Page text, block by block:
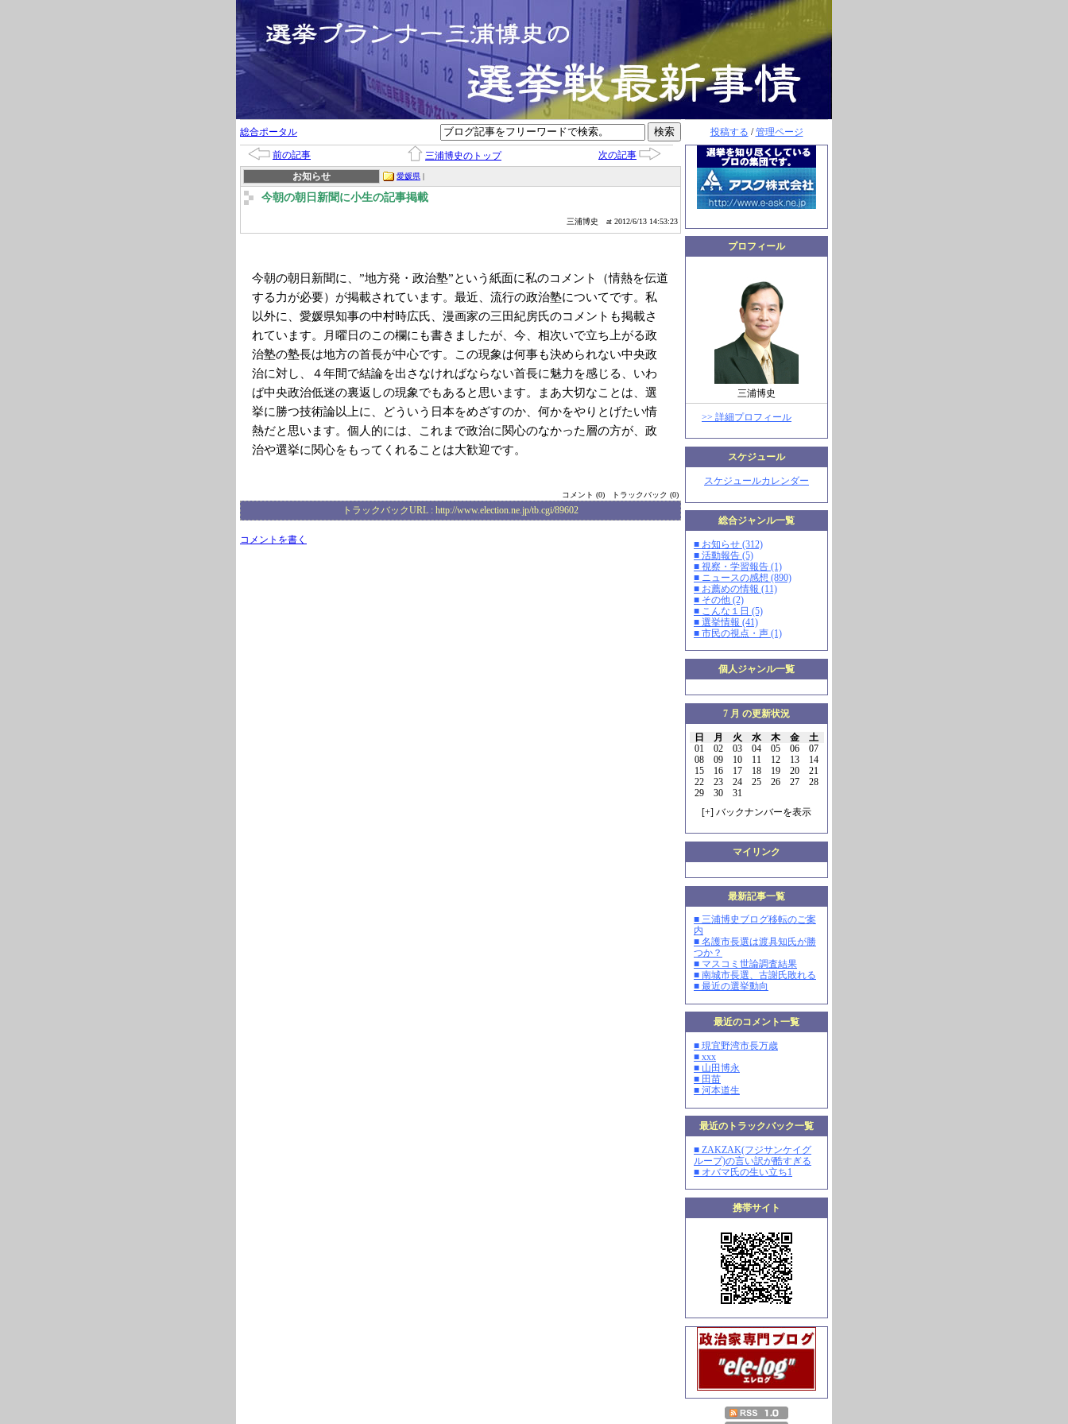
投稿する /管理ページ
プロフィール
三浦博史
>> 詳細プロフィール
スケジュール
スケジュールカレンダー
総合ジャンル一覧
■ お知らせ (312)
■ 活動報告 (5)
■ 視察・学習報告 (1)
■ ニュースの感想 (890)
■ お薦めの情報 (11)
■ その他 (2)
■ こんな１日 (5)
■ 選挙情報 (41)
■ 市民の視点・声 (1)
個人ジャンル一覧
7 月 の更新状況
日 月 火 水 木 金
土
01
02 03 04 05 06
07
08
09 10 11 12 13
14
15
16 17 18 19 20
21
22
23 24 25 26 27
28
29
30
31
[+] バックナンバーを表示
マイリンク
最新記事一覧
■ 三浦博史ブログ移転のご案
内
■ 名護市長選は渡具知氏が勝
つか？
■ マスコミ世論調査結果
■ 南城市長選、古謝氏敗れる
■ 最近の選挙動向
最近のコメント一覧
■ 現宜野湾市長万歳
■ xxx
■ 山田博永
■ 田苗
■ 河本道生
最近のトラックバック一覧
■ ZAKZAK(フジサンケイグ
ループ)の言い訳が酷すぎる
■ オバマ氏の生い立ち1
携帯サイト
総合ポータル
前の記事 三浦博史のトップ
次の記事
お知らせ
愛媛県 |
今朝の朝日新聞に小生の記事掲載
三浦博史 at 2012/6/13 14:53:23
今朝の朝日新聞に、”地方発・政治塾”という紙面に私のコメント（情熱を伝道
する力が必要）が掲載されています。最近、流行の政治塾についてです。私
以外に、愛媛県知事の中村時広氏、漫画家の三田紀房氏のコメントも掲載さ
れています。月曜日のこの欄にも書きましたが、今、相次いで立ち上がる政
治塾の塾長は地方の首長が中心です。この現象は何事も決められない中央政
治に対し、４年間で結論を出さなければならない首長に魅力を感じる、いわ
ば中央政治低迷の裏返しの現象でもあると思います。まあ大切なことは、選
挙に勝つ技術論以上に、どういう日本をめざすのか、何かをやりとげたい情
熱だと思います。個人的には、これまで政治に関心のなかった層の方が、政
治や選挙に関心をもってくれることは大歓迎です。
コメント (0) トラックバック (0)
トラックバックURL : http://www.election.ne.jp/tb.cgi/89602
コメントを書く